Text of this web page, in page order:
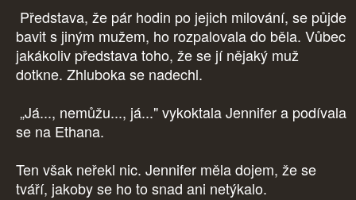
Představa, že pár hodin po jejich milování, se půjde
bavit s jiným mužem, ho rozpalovala do běla. Vůbec
jakákoliv představa toho, že se jí nějaký muž
dotkne. Zhluboka se nadechl.
„Já..., nemůžu..., já..." vykoktala Jennifer a podívala
se na Ethana.
Ten však neřekl nic. Jennifer měla dojem, že se
tváří, jakoby se ho to snad ani netýkalo.